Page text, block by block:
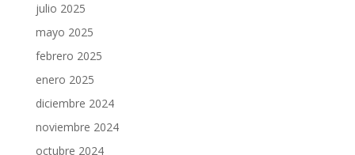
julio 2025
mayo 2025
febrero 2025
enero 2025
diciembre 2024
noviembre 2024
octubre 2024